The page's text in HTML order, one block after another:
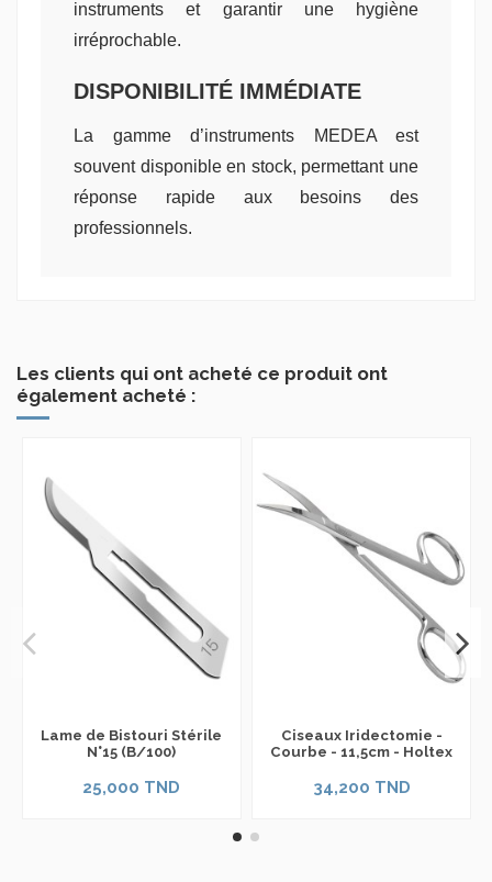
instruments et garantir une hygiène
irréprochable.
DISPONIBILITÉ IMMÉDIATE
La gamme d’instruments MEDEA est
souvent disponible en stock, permettant une
réponse rapide aux besoins des
professionnels.
Les clients qui ont acheté ce produit ont
également acheté :
Lame de Bistouri Stérile
N°15 (B/100)
25,000 TND
Ciseaux Iridectomie -
Courbe - 11,5cm - Holtex
34,200 TND